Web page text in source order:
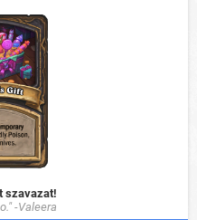
szavazat!
-Valeera